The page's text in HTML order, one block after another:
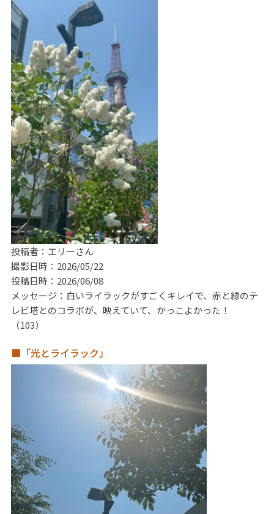
投稿者：エリーさん
撮影日時：2026/05/22
投稿日時：2026/06/08
メッセージ：白いライラックがすごくキレイで、赤と緑のテ
レビ塔とのコラボが、映えていて、かっこよかった！
（103）
■「光とライラック」